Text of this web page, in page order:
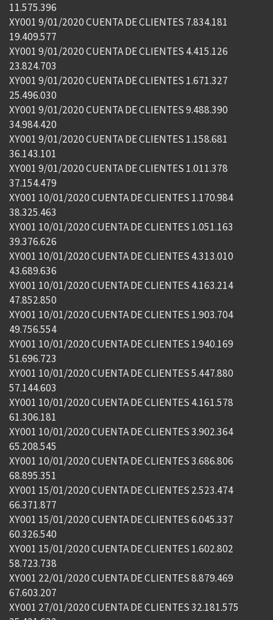
11.575.396
XY001 9/01/2020 CUENTA DE CLIENTES 7.834.181
19.409.577
XY001 9/01/2020 CUENTA DE CLIENTES 4.415.126
23.824.703
XY001 9/01/2020 CUENTA DE CLIENTES 1.671.327
25.496.030
XY001 9/01/2020 CUENTA DE CLIENTES 9.488.390
34.984.420
XY001 9/01/2020 CUENTA DE CLIENTES 1.158.681
36.143.101
XY001 9/01/2020 CUENTA DE CLIENTES 1.011.378
37.154.479
XY001 10/01/2020 CUENTA DE CLIENTES 1.170.984
38.325.463
XY001 10/01/2020 CUENTA DE CLIENTES 1.051.163
39.376.626
XY001 10/01/2020 CUENTA DE CLIENTES 4.313.010
43.689.636
XY001 10/01/2020 CUENTA DE CLIENTES 4.163.214
47.852.850
XY001 10/01/2020 CUENTA DE CLIENTES 1.903.704
49.756.554
XY001 10/01/2020 CUENTA DE CLIENTES 1.940.169
51.696.723
XY001 10/01/2020 CUENTA DE CLIENTES 5.447.880
57.144.603
XY001 10/01/2020 CUENTA DE CLIENTES 4.161.578
61.306.181
XY001 10/01/2020 CUENTA DE CLIENTES 3.902.364
65.208.545
XY001 10/01/2020 CUENTA DE CLIENTES 3.686.806
68.895.351
XY001 15/01/2020 CUENTA DE CLIENTES 2.523.474
66.371.877
XY001 15/01/2020 CUENTA DE CLIENTES 6.045.337
60.326.540
XY001 15/01/2020 CUENTA DE CLIENTES 1.602.802
58.723.738
XY001 22/01/2020 CUENTA DE CLIENTES 8.879.469
67.603.207
XY001 27/01/2020 CUENTA DE CLIENTES 32.181.575